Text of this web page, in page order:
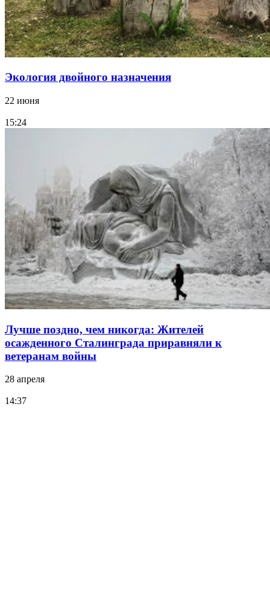
Экология двойного назначения
22 июня
15:24
Лучше поздно, чем никогда: Жителей
осажденного Сталинграда приравняли к
ветеранам войны
28 апреля
14:37